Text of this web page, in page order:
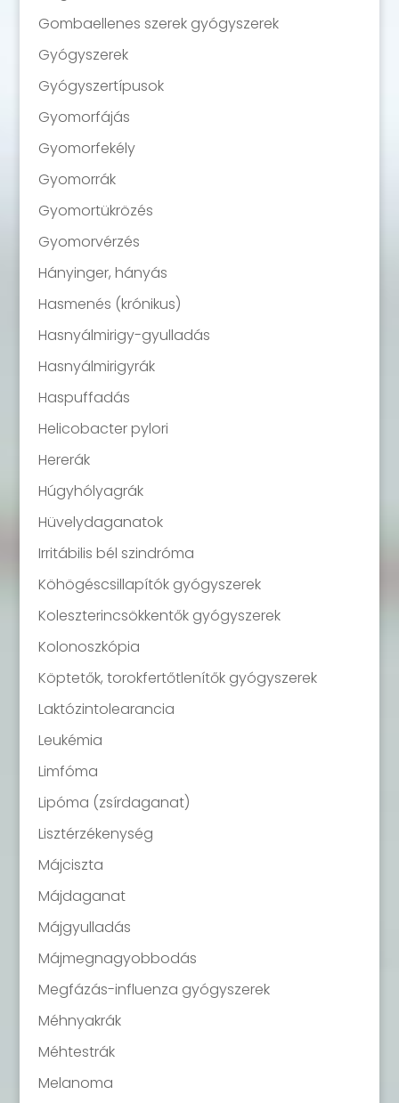
Gombaellenes szerek gyógyszerek
Gyógyszerek
Gyógyszertípusok
Gyomorfájás
Gyomorfekély
Gyomorrák
Gyomortükrözés
Gyomorvérzés
Hányinger, hányás
Hasmenés (krónikus)
Hasnyálmirigy-gyulladás
Hasnyálmirigyrák
Haspuffadás
Helicobacter pylori
Hererák
Húgyhólyagrák
Hüvelydaganatok
Irritábilis bél szindróma
Köhögéscsillapítók gyógyszerek
Koleszterincsökkentők gyógyszerek
Kolonoszkópia
Köptetők, torokfertőtlenítők gyógyszerek
Laktózintolearancia
Leukémia
Limfóma
Lipóma (zsírdaganat)
Lisztérzékenység
Májciszta
Májdaganat
Májgyulladás
Májmegnagyobbodás
Megfázás-influenza gyógyszerek
Méhnyakrák
Méhtestrák
Melanoma